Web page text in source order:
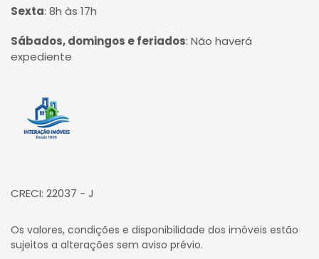
Sexta: 8h às 17h
Sábados, domingos e feriados: Não haverá
expediente
Página inicial
CRECI: 22037 - J
Os valores, condições e disponibilidade dos imóveis estão
sujeitos a alterações sem aviso prévio.